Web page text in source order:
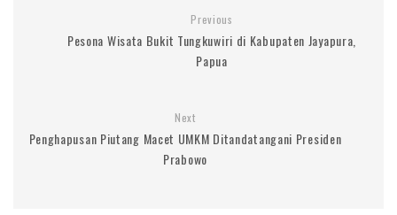
Previous
Pesona Wisata Bukit Tungkuwiri di Kabupaten Jayapura,
Papua
Next
Penghapusan Piutang Macet UMKM Ditandatangani Presiden
Prabowo